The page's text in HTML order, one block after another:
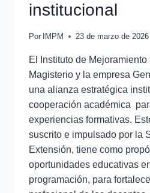
institucional
Por IMPM 23 de marzo de 2026
El Instituto de Mejoramiento
Magisterio y la empresa
una alianza estratégica
cooperación académica
experiencias formativas.
suscrito e impulsado por la
Extensión, tiene como
oportunidades educativas
programación, para